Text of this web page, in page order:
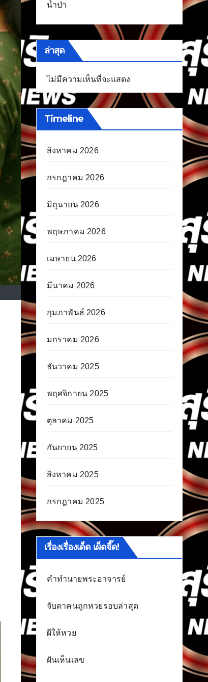
น้ำป่า
ล่าสุด
ไม่มีความเห็นที่จะแสดง
Timeline
สิงหาคม 2026
กรกฎาคม 2026
มิถุนายน 2026
พฤษภาคม 2026
เมษายน 2026
มีนาคม 2026
กุมภาพันธ์ 2026
มกราคม 2026
ธันวาคม 2025
พฤศจิกายน 2025
ตุลาคม 2025
กันยายน 2025
สิงหาคม 2025
กรกฎาคม 2025
เรื่องเรื่องเด็ด เผ็ดจี๊ด!
คำทำนายพระอาจารย์
จับตาคนถูกหวยรอบล่าสุด
ผีให้หวย
ฝันเห็นเลข